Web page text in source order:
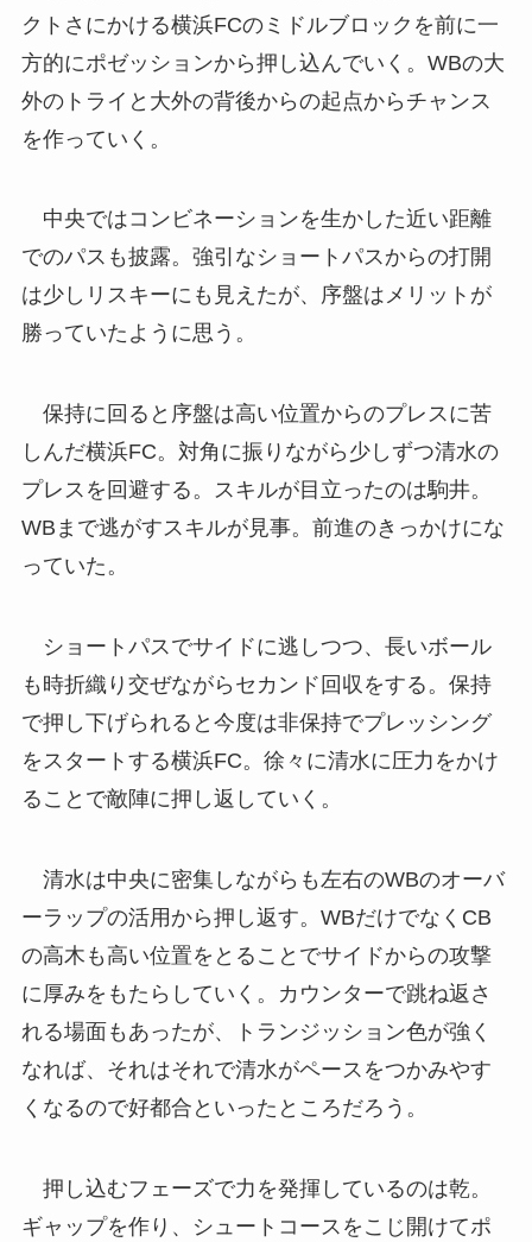
クトさにかける横浜FCのミドルブロックを前に一
方的にポゼッションから押し込んでいく。WBの大
外のトライと大外の背後からの起点からチャンス
を作っていく。
中央ではコンビネーションを生かした近い距離
でのパスも披露。強引なショートパスからの打開
は少しリスキーにも見えたが、序盤はメリットが
勝っていたように思う。
保持に回ると序盤は高い位置からのプレスに苦
しんだ横浜FC。対角に振りながら少しずつ清水の
プレスを回避する。スキルが目立ったのは駒井。
WBまで逃がすスキルが見事。前進のきっかけにな
っていた。
ショートパスでサイドに逃しつつ、長いボール
も時折織り交ぜながらセカンド回収をする。保持
で押し下げられると今度は非保持でプレッシング
をスタートする横浜FC。徐々に清水に圧力をかけ
ることで敵陣に押し返していく。
清水は中央に密集しながらも左右のWBのオーバ
ーラップの活用から押し返す。WBだけでなくCB
の高木も高い位置をとることでサイドからの攻撃
に厚みをもたらしていく。カウンターで跳ね返さ
れる場面もあったが、トランジッション色が強く
なれば、それはそれで清水がペースをつかみやす
くなるので好都合といったところだろう。
押し込むフェーズで力を発揮しているのは乾。
ギャップを作り、シュートコースをこじ開けてポ